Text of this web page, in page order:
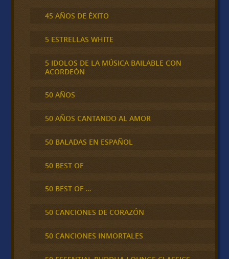
45 AÑOS DE ÉXITO
5 ESTRELLAS WHITE
5 IDOLOS DE LA MÚSICA BAILABLE CON
ACORDEÓN
50 AÑOS
50 AÑOS CANTANDO AL AMOR
50 BALADAS EN ESPAÑOL
50 BEST OF
50 BEST OF …
50 CANCIONES DE CORAZÓN
50 CANCIONES INMORTALES